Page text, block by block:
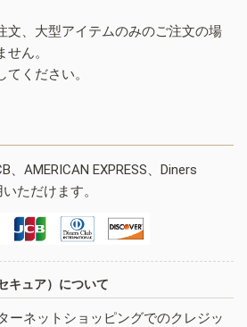
文、大型アイテムのみのご注文の場
ん。
ください。
AMERICAN EXPRESS、Diners
ただけます。
キュア）について
ーネットショッピングでのクレジッ